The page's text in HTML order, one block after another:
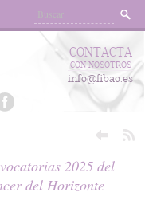
CONTACTA
CON NOSOTROS
info@fibao.es
2025 del
del Horizonte